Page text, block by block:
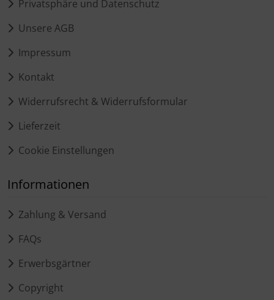
Privatsphäre und Datenschutz
Unsere AGB
Impressum
Kontakt
Widerrufsrecht & Widerrufsformular
Lieferzeit
Cookie Einstellungen
Informationen
Zahlung & Versand
FAQs
Erwerbsgärtner
Copyright